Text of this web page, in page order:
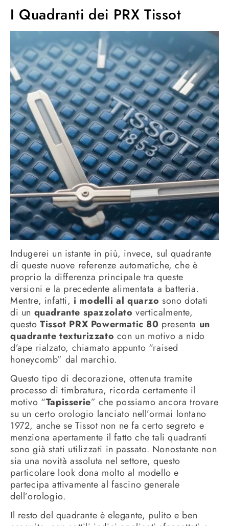
I Quadranti dei PRX Tissot
Indugerei un istante in più, invece, sul quadrante
di queste nuove referenze automatiche, che è
proprio la differenza principale tra queste
versioni e la precedente alimentata a batteria.
Mentre, infatti, i modelli al quarzo sono dotati
di un quadrante spazzolato verticalmente,
questoTissot PRX Powermatic 80 presenta un
quadrante texturizzato con un motivo a nido
d’ape rialzato, chiamato appunto “raised
honeycomb” dal marchio.
Questo tipo di decorazione, ottenuta tramite
processo di timbratura, ricorda certamente il
motivo “Tapisserie” che possiamo ancora trovare
su un certo orologio lanciato nell’ormai lontano
1972, anche se Tissot non ne fa certo segreto e
menziona apertamente il fatto che tali quadranti
sono già stati utilizzati in passato. Nonostante non
sia una novità assoluta nel settore, questo
particolare look dona molto al modello e
partecipa attivamente al fascino generale
dell’orologio.
Il resto del quadrante è elegante, pulito e ben